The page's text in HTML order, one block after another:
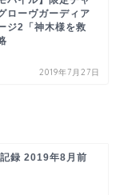
ローヴガーディア
ジ2「神木様を救
2019年7月27日
録 2019年8月前